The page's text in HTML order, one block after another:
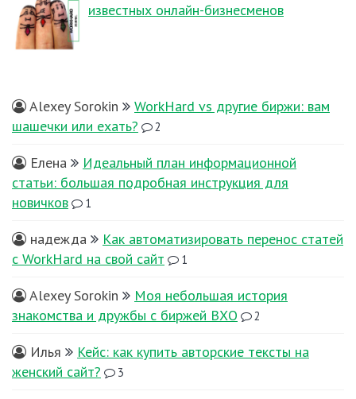
известных онлайн-бизнесменов
Alexey Sorokin
WorkHard vs другие биржи: вам
шашечки или ехать?
2
Елена
Идеальный план информационной
статьи: большая подробная инструкция для
новичков
1
надежда
Как автоматизировать перенос статей
с WorkHard на свой сайт
1
Alexey Sorokin
Моя небольшая история
знакомства и дружбы с биржей ВХО
2
Илья
Кейс: как купить авторские тексты на
женский сайт?
3